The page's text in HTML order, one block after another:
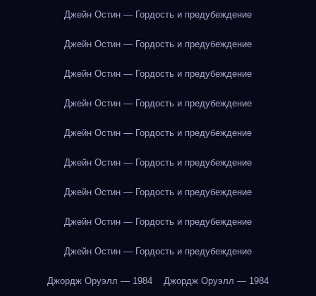
Джейн Остин — Гордость и предубеждение
Джейн Остин — Гордость и предубеждение
Джейн Остин — Гордость и предубеждение
Джейн Остин — Гордость и предубеждение
Джейн Остин — Гордость и предубеждение
Джейн Остин — Гордость и предубеждение
Джейн Остин — Гордость и предубеждение
Джейн Остин — Гордость и предубеждение
Джейн Остин — Гордость и предубеждение
Джордж Оруэлл — 1984 Джордж Оруэлл — 1984